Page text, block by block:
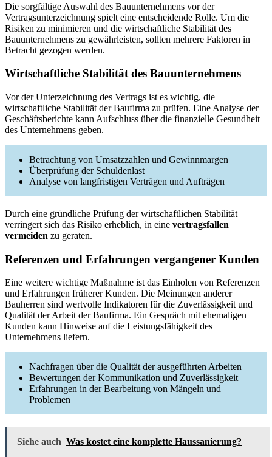
Die sorgfältige Auswahl des Bauunternehmens vor der
Vertragsunterzeichnung spielt eine entscheidende Rolle. Um die
Risiken zu minimieren und die wirtschaftliche Stabilität des
Bauunternehmens zu gewährleisten, sollten mehrere Faktoren in
Betracht gezogen werden.
Wirtschaftliche Stabilität des Bauunternehmens
Vor der Unterzeichnung des Vertrags ist es wichtig, die
wirtschaftliche Stabilität der Baufirma zu prüfen. Eine Analyse der
Geschäftsberichte kann Aufschluss über die finanzielle Gesundheit
des Unternehmens geben.
Betrachtung von Umsatzzahlen und Gewinnmargen
Überprüfung der Schuldenlast
Analyse von langfristigen Verträgen und Aufträgen
Durch eine gründliche Prüfung der wirtschaftlichen Stabilität
verringert sich das Risiko erheblich, in eine vertragsfallen
vermeiden zu geraten.
Referenzen und Erfahrungen vergangener Kunden
Eine weitere wichtige Maßnahme ist das Einholen von Referenzen
und Erfahrungen früherer Kunden. Die Meinungen anderer
Bauherren sind wertvolle Indikatoren für die Zuverlässigkeit und
Qualität der Arbeit der Baufirma. Ein Gespräch mit ehemaligen
Kunden kann Hinweise auf die Leistungsfähigkeit des
Unternehmens liefern.
Nachfragen über die Qualität der ausgeführten Arbeiten
Bewertungen der Kommunikation und Zuverlässigkeit
Erfahrungen in der Bearbeitung von Mängeln und
Problemen
Siehe auch Was kostet eine komplette Haussanierung?